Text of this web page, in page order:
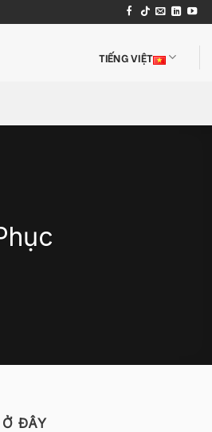
TIẾNG VIỆT
ĐÂY